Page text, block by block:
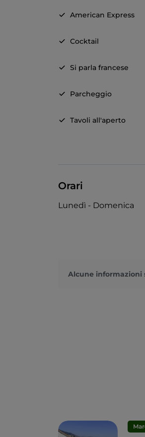
American Express
Cocktail
Si parla francese
Parcheggio
Tavoli all'aperto
Orari
Lunedì - Domenica
Alcune informazioni